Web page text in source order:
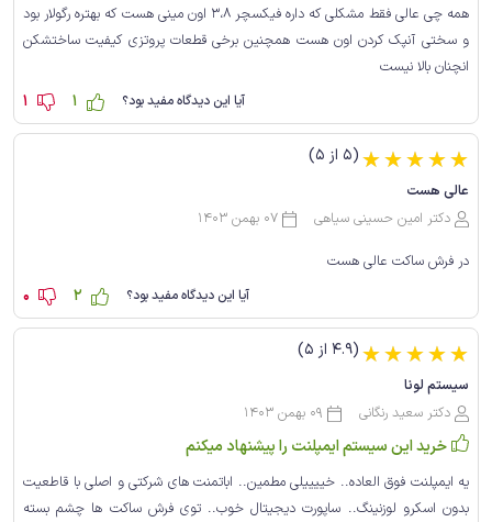
همه چی عالی فقط مشکلی که داره فیکسچر 3،8 اون مینی هست که بهتره رگولار بود
و سختی آنپک کردن اون هست همچنین برخی قطعات پروتزی کیفیت ساختشکن
انچنان بالا نیست
آیا این دیدگاه مفید بود؟ 1
1
(5 از 5)☆☆☆☆☆
عالی هست
دکتر امین حسینی سیاهی
07 بهمن 1403
در فرش ساکت عالی هست
آیا این دیدگاه مفید بود؟ 2
0
(4.9 از 5)☆☆☆☆☆
سیستم لونا
دکتر سعید رنگانی
09 بهمن 1403
خرید این سیستم ایمپلنت را پیشنهاد میکنم
یه ایمپلنت فوق العاده.. خییییلی مطمین.. اباتمنت های شرکتی و اصلی با قاطعیت
بدون اسکرو لوزنینگ.. ساپورت دیجیتال خوب.. توی فرش ساکت ها چشم بسته